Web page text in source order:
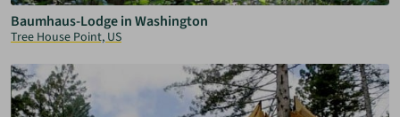
Baumhaus-Lodge in Washington
Tree House Point, US